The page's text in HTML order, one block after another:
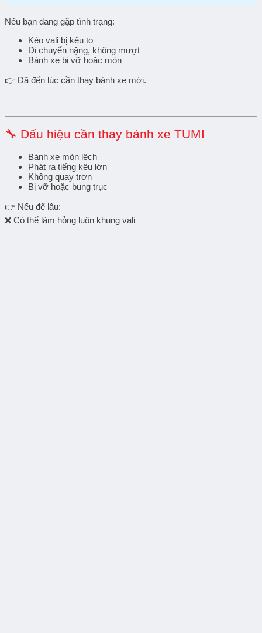
Nếu bạn đang gặp tình trạng:
Kéo vali bị kêu to
Di chuyển nặng, không mượt
Bánh xe bị vỡ hoặc mòn
👉 Đã đến lúc cần thay bánh xe mới.
🔧 Dấu hiệu cần thay bánh xe TUMI
Bánh xe mòn lệch
Phát ra tiếng kêu lớn
Không quay trơn
Bị vỡ hoặc bung trục
👉 Nếu để lâu:
❌ Có thể làm hỏng luôn khung vali